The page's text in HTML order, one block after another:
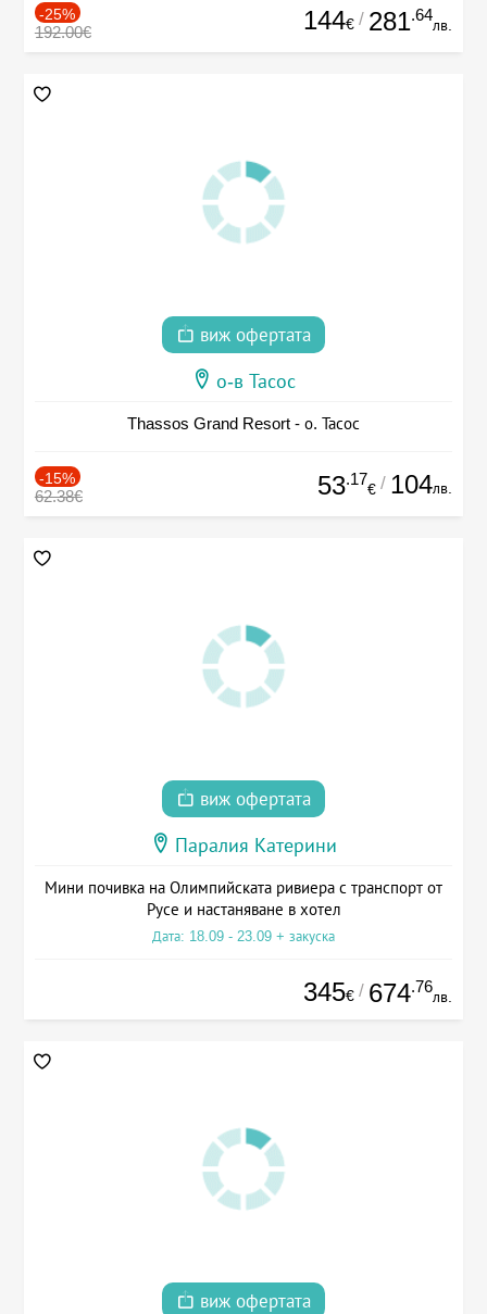
-25%
192.00€ 144€ / 281.64
лв.
виж офертата
о-в Тасос
Thassos Grand Resort - о. Тасос
-15%
62.38€ 53.17
€ / 104лв.
виж офертата
Паралия Катерини
Мини почивка на Олимпийската ривиера с транспорт от
Русе и настаняване в хотел
Дата: 18.09 - 23.09 + закуска
345€ / 674.76
лв.
виж офертата